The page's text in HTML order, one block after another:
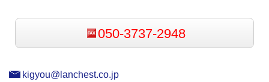
050-3737-2948
kigyou@lanchest.co.jp